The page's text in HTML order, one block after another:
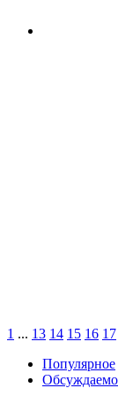
1 ... 13 14 15 16 17
Популярное